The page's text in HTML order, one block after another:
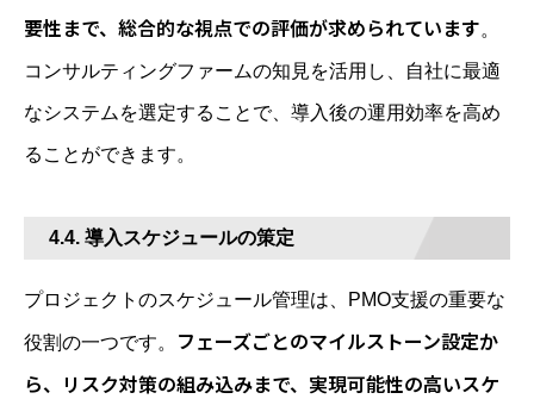
要性まで、総合的な視点での評価が求められています。
コンサルティングファームの知見を活用し、自社に最適
なシステムを選定することで、導入後の運用効率を高め
ることができます。
4.4. 導入スケジュールの策定
プロジェクトのスケジュール管理は、PMO支援の重要な
役割の一つです。
フェーズごとのマイルストーン設定か
ら、リスク対策の組み込みまで、実現可能性の高いスケ